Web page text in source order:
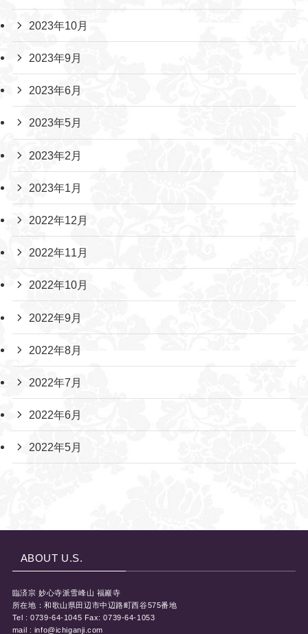
2023年10月
2023年9月
2023年6月
2023年5月
2023年2月
2023年1月
2022年12月
2022年11月
2022年10月
2022年9月
2022年8月
2022年7月
2022年6月
2022年5月
ABOUT U.S.
臨済宗 妙心寺派雪峰山 福巖寺
所在地：和歌山県田辺市中辺路町西谷575番地
Tel : 0739-64-1045 Fax: 0739-64-1053
mail : info@ichiganji.com